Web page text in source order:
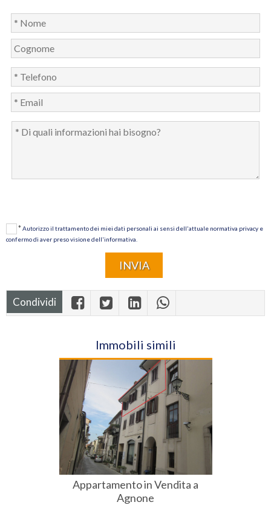
*Autorizzo il trattamento dei miei dati personali ai sensi dell'attuale normativa privacy e
confermo di aver preso visione dell'informativa.
Condividi
Immobili simili
Appartamento in Vendita a
Agnone